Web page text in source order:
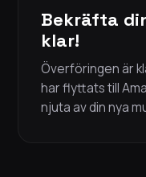
Bekräfta
klar!
Överföringen är
har flyttats till
njuta av din nya